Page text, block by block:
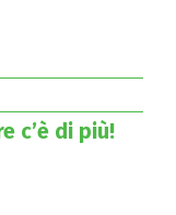
c’è di più!